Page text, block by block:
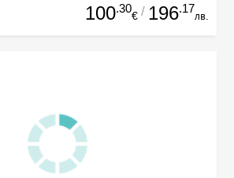
100.30
€ / 196.17
лв.